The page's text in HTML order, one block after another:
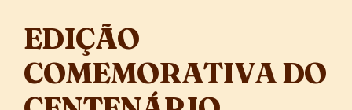
EDIÇÃO
COMEMORATIVA DO